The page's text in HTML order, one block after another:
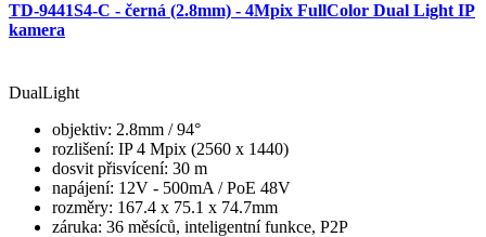
TD-9441S4-C - černá (2.8mm) - 4Mpix FullColor Dual Light IP
kamera
DualLight
objektiv: 2.8mm / 94°
rozlišení: IP 4 Mpix (2560 x 1440)
dosvit přisvícení: 30 m
napájení: 12V - 500mA / PoE 48V
rozměry: 167.4 x 75.1 x 74.7mm
záruka: 36 měsíců, inteligentní funkce, P2P